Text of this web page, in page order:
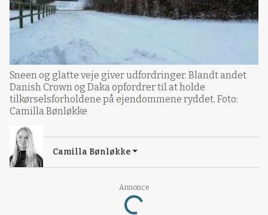
Annonce
Loading...
Sneen og glatte veje giver udfordringer. Blandt andet
Danish Crown og Daka opfordrer til at holde
tilkørselsforholdene på ejendommene ryddet. Foto:
Camilla Bønløkke
Camilla Bønløkke